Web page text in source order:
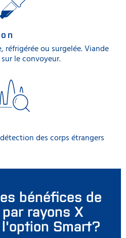
ou surgelée. Viande
le convoyeur.
des corps étrangers
bénéfices de
rayons X
Smart?